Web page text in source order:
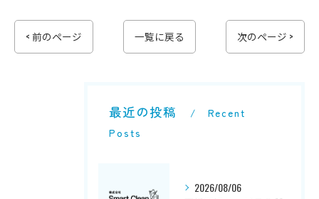
< 前のページ 一覧に戻る 次のページ >
最近の投稿
Recent
Posts
2026/08/06